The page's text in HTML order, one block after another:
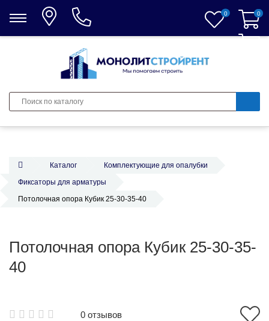
0 0
0
Каталог
Комплектующие для опалубки
Фиксаторы для арматуры
Потолочная опора Кубик 25-30-35-40
Потолочная опора Кубик 25-30-35-
40
0 отзывов